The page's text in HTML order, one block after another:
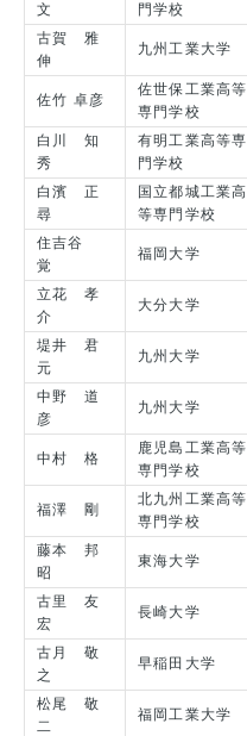
文
門学校
古賀 雅
伸
九州工業大学
佐竹 卓彦
佐世保工業高等
専門学校
白川 知
秀
有明工業高等専
門学校
白濱 正
尋
国立都城工業高
等専門学校
住吉谷
覚
福岡大学
立花 孝
介
大分大学
堤井 君
元
九州大学
中野 道
彦
九州大学
中村 格
鹿児島工業高等
専門学校
福澤 剛
北九州工業高等
専門学校
藤本 邦
昭
東海大学
古里 友
宏
長崎大学
古月 敬
之
早稲田大学
松尾 敬
二
福岡工業大学